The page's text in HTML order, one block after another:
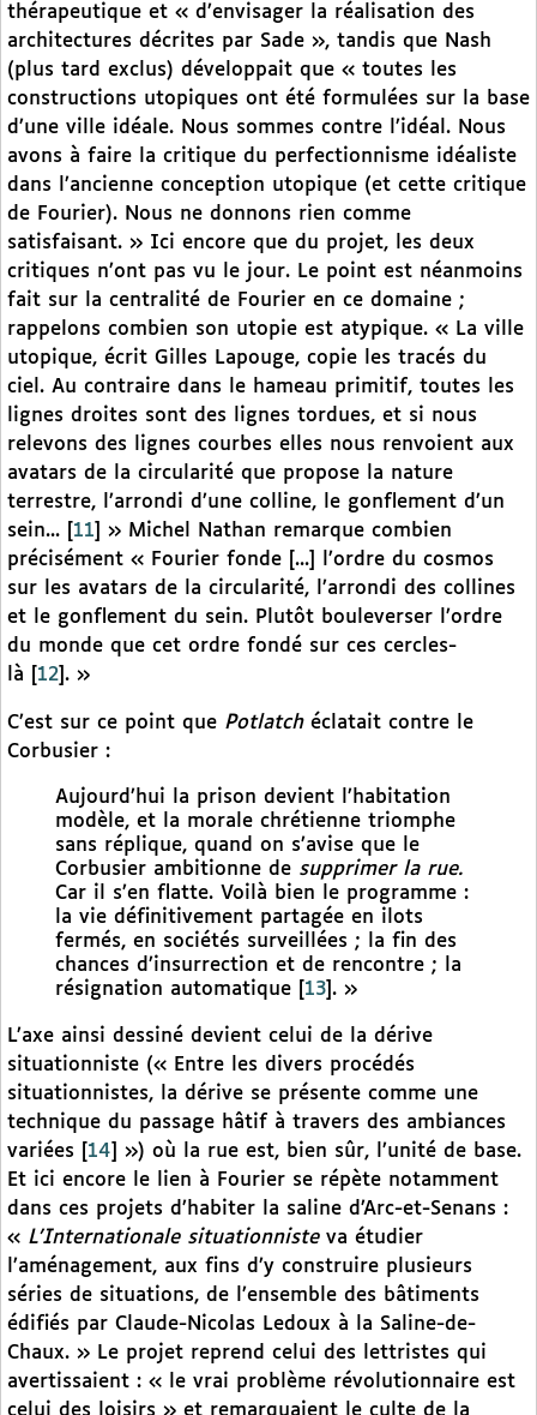
thérapeutique et « d’envisager la réalisation des
architectures décrites par Sade », tandis que Nash
(plus tard exclus) développait que « toutes les
constructions utopiques ont été formulées sur la base
d’une ville idéale. Nous sommes contre l’idéal. Nous
avons à faire la critique du perfectionnisme idéaliste
dans l’ancienne conception utopique (et cette critique
de Fourier). Nous ne donnons rien comme
satisfaisant. » Ici encore que du projet, les deux
critiques n’ont pas vu le jour. Le point est néanmoins
fait sur la centralité de Fourier en ce domaine ;
rappelons combien son utopie est atypique. « La ville
utopique, écrit Gilles Lapouge, copie les tracés du
ciel. Au contraire dans le hameau primitif, toutes les
lignes droites sont des lignes tordues, et si nous
relevons des lignes courbes elles nous renvoient aux
avatars de la circularité que propose la nature
terrestre, l’arrondi d’une colline, le gonflement d’un
sein...
11
» Michel Nathan remarque combien
précisément « Fourier fonde [...] l’ordre du cosmos
sur les avatars de la circularité, l’arrondi des collines
et le gonflement du sein. Plutôt bouleverser l’ordre
du monde que cet ordre fondé sur ces cercles-
là
12 . »
C’est sur ce point que Potlatchéclatait contre le
Corbusier :
Aujourd’hui la prison devient l’habitation
modèle, et la morale chrétienne triomphe
sans réplique, quand on s’avise que le
Corbusier ambitionne de supprimer la rue.
Car il s’en flatte. Voilà bien le programme :
la vie définitivement partagée en ilots
fermés, en sociétés surveillées ; la fin des
chances d’insurrection et de rencontre ; la
résignation automatique
13 . »
L’axe ainsi dessiné devient celui de la dérive
situationniste (« Entre les divers procédés
situationnistes, la dérive se présente comme une
technique du passage hâtif à travers des ambiances
variées
14
») où la rue est, bien sûr, l’unité de base.
Et ici encore le lien à Fourier se répète notamment
dans ces projets d’habiter la saline d’Arc-et-Senans :
« L’Internationale situationniste va étudier
l’aménagement, aux fins d’y construire plusieurs
séries de situations, de l’ensemble des bâtiments
édifiés par Claude-Nicolas Ledoux à la Saline-de-
Chaux. » Le projet reprend celui des lettristes qui
avertissaient : « le vrai problème révolutionnaire est
celui des loisirs » et remarquaient le culte de la